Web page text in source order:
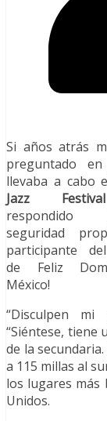
Si años atrás
preguntado
llevaba a cabo
Jazz Festival
seguridad
participante
de Feliz
México!
“Disculpen mi
“Siéntese, tiene
de la
a 115 millas al
los lugares más
Unidos.